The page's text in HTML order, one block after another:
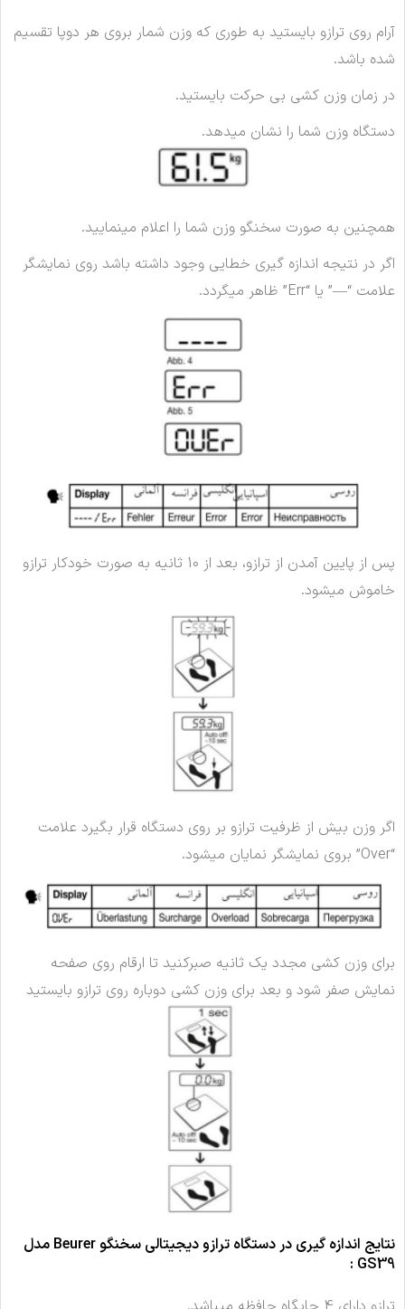
آرام روی ترازو بایستید به طوری که وزن شمار بروی هر دوپا تقسیم
شده باشد.
در زمان وزن کشی بی حرکت بایستید.
دستگاه وزن شما را نشان میدهد.
همچنین به صورت سخنگو وزن شما را اعلام مینمایید.
اگر در نتیجه اندازه گیری خطایی وجود داشته باشد روی نمایشگر
علامت “—” یا “Err” ظاهر میگردد.
پس از پایین آمدن از ترازو، بعد از 10 ثانیه به صورت خودکار ترازو
خاموش میشود.
اگر وزن بیش از ظرفیت ترازو بر روی دستگاه قرار بگیرد علامت
“Over” بروی نمایشگر نمایان میشود.
برای وزن کشی مجدد یک ثانیه صبرکنید تا ارقام روی صفحه
نمایش صفر شود و بعد برای وزن کشی دوباره روی ترازو بایستید
نتایج اندازه گیری در دستگاه ترازو دیجیتالی سخنگو Beurer مدل
GS39 :